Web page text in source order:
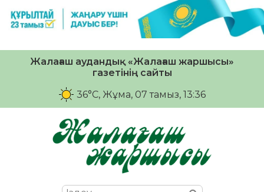
Жалағаш аудандық «Жалағаш жаршысы»
газетінің сайты
36°C, Жұма, 07 тамыз, 13:36